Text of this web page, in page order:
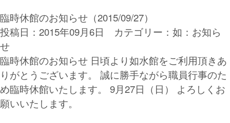
臨時休館のお知らせ（2015/09/27）
投稿日：2015年09月6日 カテゴリー： 如：お知ら
せ
臨時休館のお知らせ 日頃より如水館をご利用頂きあ
りがとうございます。 誠に勝手ながら職員行事のた
め臨時休館いたします。 9月27日（日） よろしくお
願いいたします。